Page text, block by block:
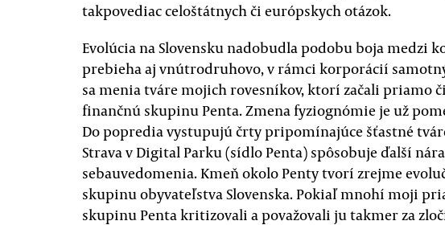
takpovediac celoštátnych či európskych otázok.
Evolúcia na Slovensku nadobudla podobu boja medzi
prebieha aj vnútrodruhovo, v rámci korporácií
sa menia tváre mojich rovesníkov, ktorí začali priamo
finančnú skupinu Penta. Zmena fyziognómie je už
Do popredia vystupujú črty pripomínajúce šťastné
Strava v Digital Parku (sídlo Penta) spôsobuje ďalší
sebauvedomenia. Kmeň okolo Penty tvorí zrejme
skupinu obyvateľstva Slovenska. Pokiaľ mnohí moji
skupinu Penta kritizovali a považovali ju takmer za